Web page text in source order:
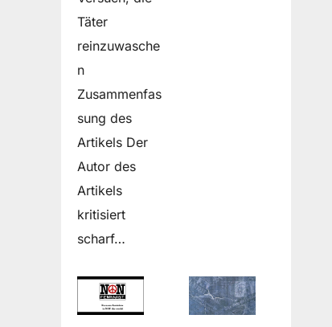
Täter
reinzuwasche
n
Zusammenfas
sung des
Artikels Der
Autor des
Artikels
kritisiert
scharf…